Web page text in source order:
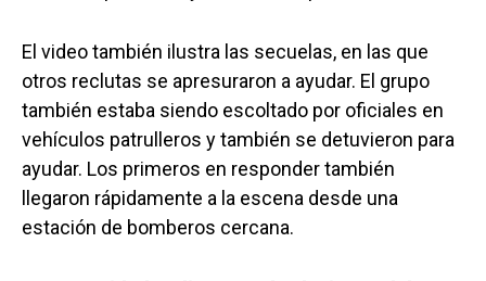
El video también ilustra las secuelas, en las que
otros reclutas se apresuraron a ayudar. El grupo
también estaba siendo escoltado por oficiales en
vehículos patrulleros y también se detuvieron para
ayudar. Los primeros en responder también
llegaron rápidamente a la escena desde una
estación de bomberos cercana.